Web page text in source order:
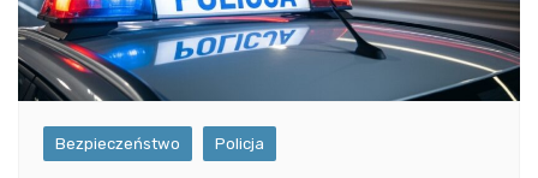
Bezpieczeństwo Policja